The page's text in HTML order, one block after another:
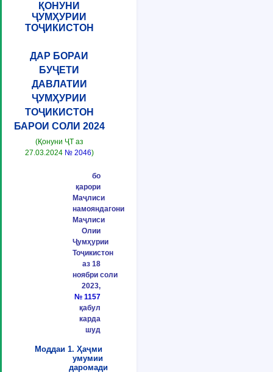
ҚОНУНИ
ҶУМҲУРИИ
ТОҶИКИСТОН
ДАР БОРАИ
БУҶЕТИ
ДАВЛАТИИ
ҶУМҲУРИИ
ТОҶИКИСТОН
БАРОИ СОЛИ 2024
(Қонуни ҶТ аз
27.03.2024 № 2046)
бо
қарори
Маҷлиси
намояндагони
Маҷлиси
Олии
Ҷумҳурии
Тоҷикистон
аз 18
ноябри соли
2023,
№ 1157
қабул
карда
шуд
Моддаи 1. Ҳаҷми
умумии
даромади